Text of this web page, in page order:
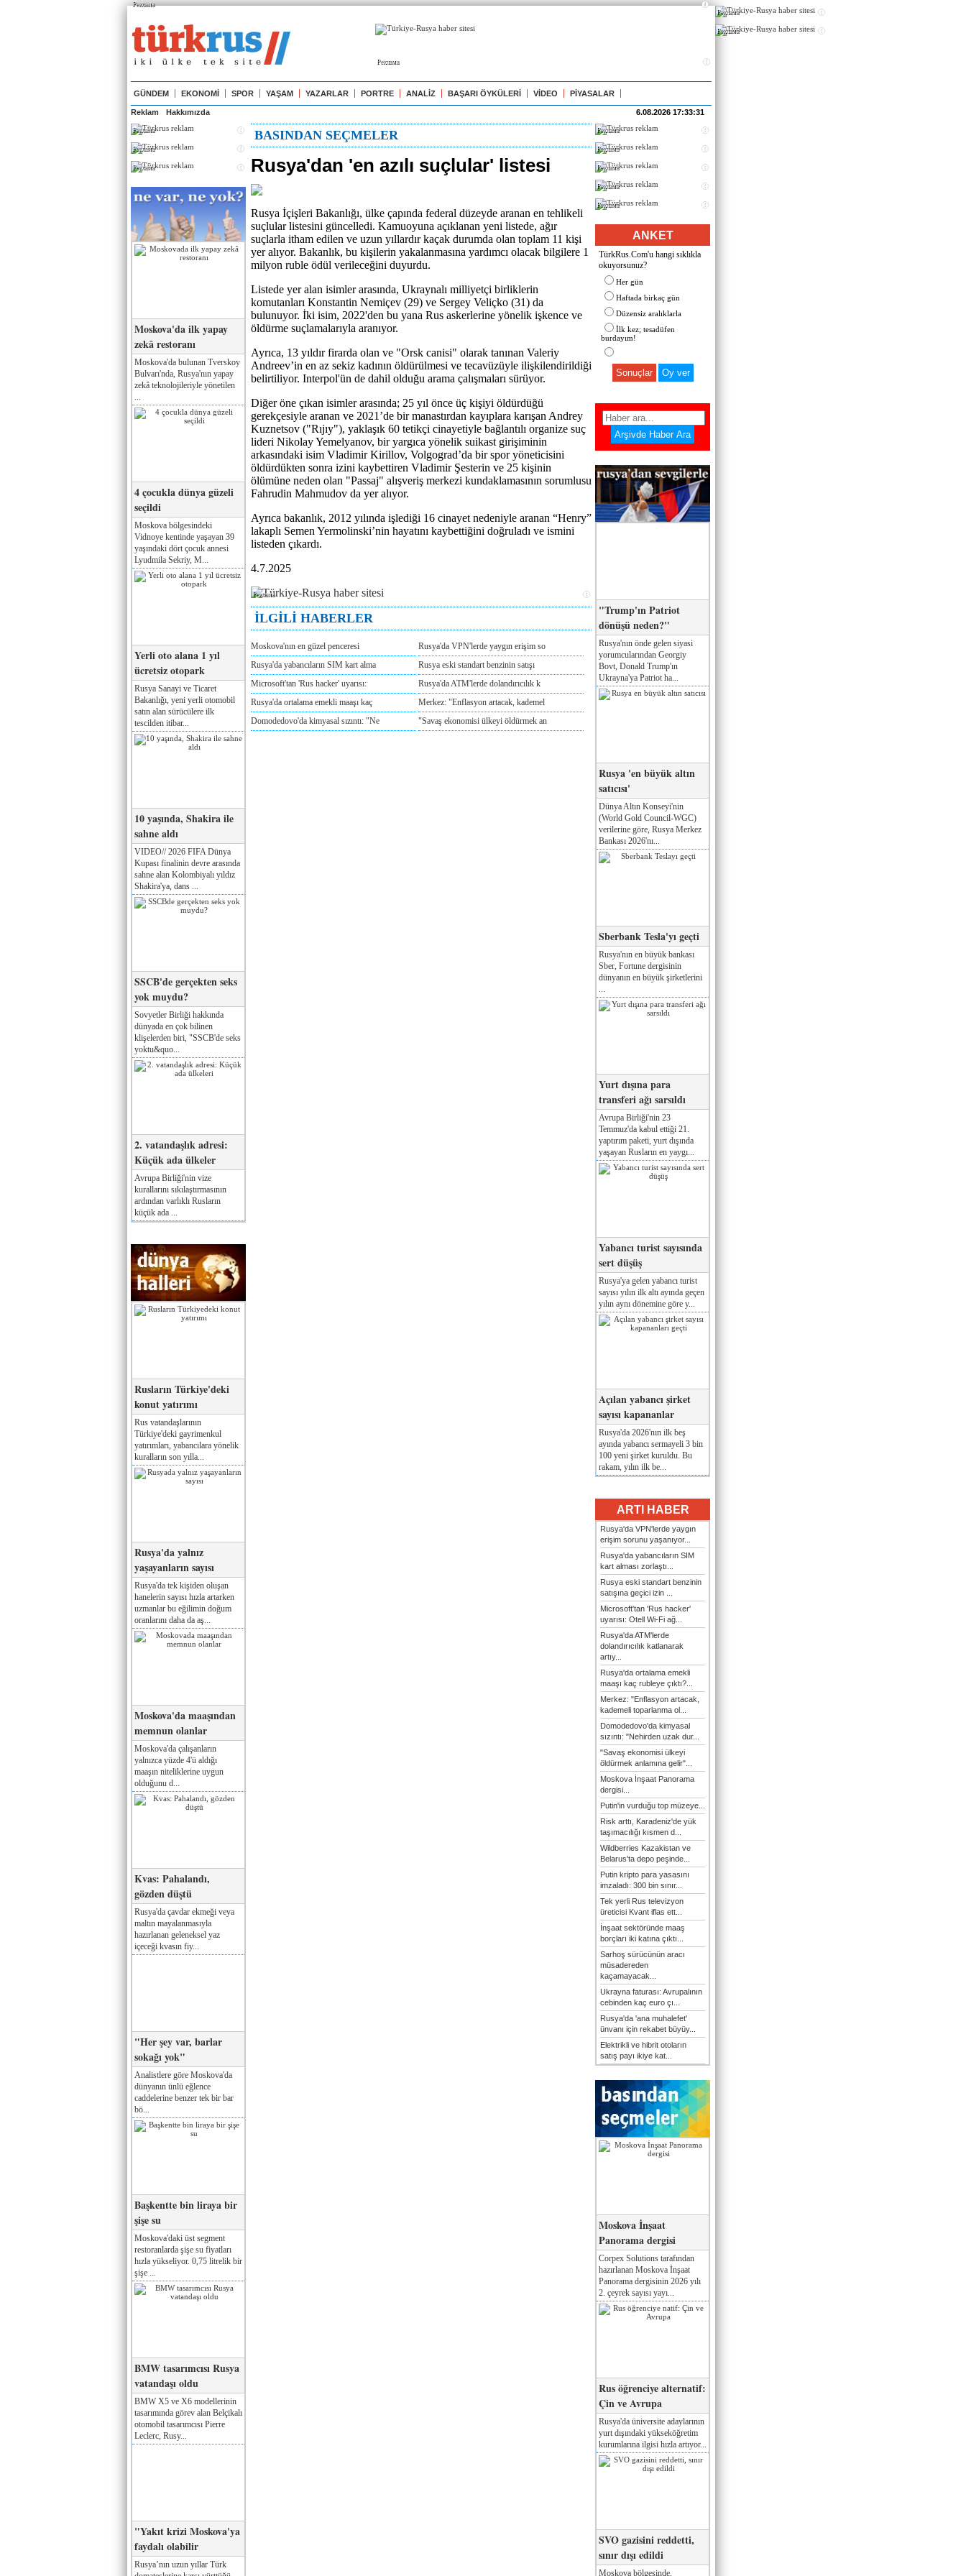
Реклама
Реклама
GÜNDEM EKONOMİ SPOR YAŞAM YAZARLAR PORTRE ANALİZ BAŞARI ÖYKÜLERİ VİDEO PİYASALAR
Reklam Hakkımızda 6.08.2026 17:33:31
Реклама
Реклама
Реклама
Moskova'da ilk yapay
zekâ restoranı
Moskova'da bulunan Tverskoy
Bulvarı'nda, Rusya'nın yapay
zekâ teknolojileriyle yönetilen
4 çocukla dünya güzeli
seçildi
Moskova bölgesindeki
Vidnoye kentinde yaşayan 39
yaşındaki dört çocuk annesi
Lyudmila Sekriy, M...
Yerli oto alana 1 yıl
ücretsiz otopark
Rusya Sanayi ve Ticaret
Bakanlığı, yeni yerli otomobil
satın alan sürücülere ilk
tescilden itibar...
10 yaşında, Shakira ile
sahne aldı
VIDEO// 2026 FIFA Dünya
Kupası finalinin devre arasında
sahne alan Kolombiyalı yıldız
Shakira'ya, dans ...
SSCB'de gerçekten seks
yok muydu?
Sovyetler Birliği hakkında
dünyada en çok bilinen
klişelerden biri, "SSCB'de seks
yoktu&quo...
2. vatandaşlık adresi:
Küçük ada ülkeler
Avrupa Birliği'nin vize
kurallarını sıkılaştırmasının
ardından varlıklı Rusların
küçük ada ...
Rusların Türkiye'deki
konut yatırımı
Rus vatandaşlarının
Türkiye'deki gayrimenkul
yatırımları, yabancılara yönelik
kuralların son yılla...
Rusya'da yalnız
yaşayanların sayısı
Rusya'da tek kişiden oluşan
hanelerin sayısı hızla artarken
uzmanlar bu eğilimin doğum
oranlarını daha da aş...
Moskova'da maaşından
memnun olanlar
Moskova'da çalışanların
yalnızca yüzde 4'ü aldığı
maaşın niteliklerine uygun
olduğunu d...
Kvas: Pahalandı,
gözden düştü
Rusya'da çavdar ekmeği veya
maltın mayalanmasıyla
hazırlanan geleneksel yaz
içeceği kvasın fiy...
"Her şey var, barlar
sokağı yok"
Analistlere göre Moskova'da
dünyanın ünlü eğlence
caddelerine benzer tek bir bar
bö...
Başkentte bin liraya bir
şişe su
Moskova'daki üst segment
restoranlarda şişe su fiyatları
hızla yükseliyor. 0,75 litrelik bir
şişe ...
BMW tasarımcısı Rusya
vatandaşı oldu
BMW X5 ve X6 modellerinin
tasarımında görev alan Belçikalı
otomobil tasarımcısı Pierre
Leclerc, Rusy...
"Yakıt krizi Moskova'ya
faydalı olabilir
Rusya’nın uzun yıllar Türk
BASINDAN SEÇMELER
Rusya'dan 'en azılı suçlular' listesi
Rusya İçişleri Bakanlığı, ülke çapında federal düzeyde aranan en tehlikeli
suçlular listesini güncelledi. Kamuoyuna açıklanan yeni listede, ağır
suçlarla itham edilen ve uzun yıllardır kaçak durumda olan toplam 11 kişi
yer alıyor. Bakanlık, bu kişilerin yakalanmasına yardımcı olacak bilgilere 1
milyon ruble ödül verileceğini duyurdu.
Listede yer alan isimler arasında, Ukraynalı milliyetçi birliklerin
komutanları Konstantin Nemiçev (29) ve Sergey Veliçko (31) da
bulunuyor. İki isim, 2022'den bu yana Rus askerlerine yönelik işkence ve
öldürme suçlamalarıyla aranıyor.
Ayrıca, 13 yıldır firarda olan ve "Orsk canisi" olarak tanınan Valeriy
Andreev’in en az sekiz kadının öldürülmesi ve tecavüzüyle ilişkilendirildiği
belirtiliyor. Interpol'ün de dahil olduğu arama çalışmaları sürüyor.
Diğer öne çıkan isimler arasında; 25 yıl önce üç kişiyi öldürdüğü
gerekçesiyle aranan ve 2021’de bir manastırdan kayıplara karışan Andrey
Kuznetsov ("Rıjıy"), yaklaşık 60 tetikçi cinayetiyle bağlantılı organize suç
lideri Nikolay Yemelyanov, bir yargıca yönelik suikast girişiminin
arkasındaki isim Vladimir Kirillov, Volgograd’da bir spor yöneticisini
öldürdükten sonra izini kaybettiren Vladimir Şesterin ve 25 kişinin
ölümüne neden olan "Passaj" alışveriş merkezi kundaklamasının sorumlusu
Fahrudin Mahmudov da yer alıyor.
Ayrıca bakanlık, 2012 yılında işlediği 16 cinayet nedeniyle aranan “Henry”
lakaplı Semen Yermolinski’nin hayatını kaybettiğini doğruladı ve ismini
listeden çıkardı.
4.7.2025
Реклама
İLGİLİ HABERLER
Moskova'nın en güzel penceresi
Rusya'da VPN'lerde yaygın erişim so
Rusya'da yabancıların SIM kart alma
Rusya eski standart benzinin satışı
Microsoft'tan 'Rus hacker' uyarısı:
Rusya'da ATM'lerde dolandırıcılık k
Rusya'da ortalama emekli maaşı kaç
Merkez: "Enflasyon artacak, kademel
Domodedovo'da kimyasal sızıntı: "Ne
"Savaş ekonomisi ülkeyi öldürmek an
Реклама
Реклама
Реклама
Реклама
Реклама
ANKET
TürkRus.Com'u hangi sıklıkla
okuyorsunuz?
Her gün
Haftada birkaç gün
Düzensiz aralıklarla
İlk kez; tesadüfen
burdayım!
Sonuçlar
"Trump'ın Patriot
dönüşü neden?"
Rusya'nın önde gelen siyasi
yorumcularından Georgiy
Bovt, Donald Trump'ın
Ukrayna'ya Patriot ha...
Rusya 'en büyük altın
satıcısı'
Dünya Altın Konseyi'nin
(World Gold Council-WGC)
verilerine göre, Rusya Merkez
Bankası 2026'nı...
Sberbank Tesla'yı geçti
Rusya'nın en büyük bankası
Sber, Fortune dergisinin
dünyanın en büyük şirketlerini
...
Yurt dışına para
transferi ağı sarsıldı
Avrupa Birliği'nin 23
Temmuz'da kabul ettiği 21.
yaptırım paketi, yurt dışında
yaşayan Rusların en yaygı...
Yabancı turist sayısında
sert düşüş
Rusya'ya gelen yabancı turist
sayısı yılın ilk altı ayında geçen
yılın aynı dönemine göre y...
Açılan yabancı şirket
sayısı kapananlar
Rusya'da 2026'nın ilk beş
ayında yabancı sermayeli 3 bin
100 yeni şirket kuruldu. Bu
rakam, yılın ilk be...
ARTI HABER
Rusya'da VPN'lerde yaygın
erişim sorunu yaşanıyor...
Rusya'da yabancıların SIM
kart alması zorlaştı...
Rusya eski standart benzinin
satışına geçici izin ...
Microsoft'tan 'Rus hacker'
uyarısı: Otell Wi-Fi ağ...
Rusya'da ATM'lerde
dolandırıcılık katlanarak
artıy...
Rusya'da ortalama emekli
maaşı kaç rubleye çıktı?...
Merkez: "Enflasyon artacak,
kademeli toparlanma ol...
Domodedovo'da kimyasal
sızıntı: "Nehirden uzak dur...
"Savaş ekonomisi ülkeyi
öldürmek anlamına gelir"...
Moskova İnşaat Panorama
dergisi...
Putin'in vurduğu top müzeye...
Risk arttı, Karadeniz'de yük
taşımacılığı kısmen d...
Wildberries Kazakistan ve
Belarus'ta depo peşinde...
Putin kripto para yasasını
imzaladı: 300 bin sınır...
Tek yerli Rus televizyon
üreticisi Kvant iflas ett...
İnşaat sektöründe maaş
borçları iki katına çıktı...
Sarhoş sürücünün aracı
müsadereden
kaçamayacak...
Ukrayna faturası: Avrupalının
cebinden kaç euro çı...
Rusya'da 'ana muhalefet'
ünvanı için rekabet büyüy...
Elektrikli ve hibrit otoların
satış payı ikiye kat...
Moskova İnşaat
Panorama dergisi
Corpex Solutions tarafından
hazırlanan Moskova İnşaat
Panorama dergisinin 2026 yılı
2. çeyrek sayısı yayı...
Rus öğrenciye alternatif:
Çin ve Avrupa
Rusya'da üniversite adaylarının
yurt dışındaki yükseköğretim
kurumlarına ilgisi hızla artıyor...
SVO gazisini reddetti,
sınır dışı edildi
Moskova bölgesinde,
Реклама
Реклама